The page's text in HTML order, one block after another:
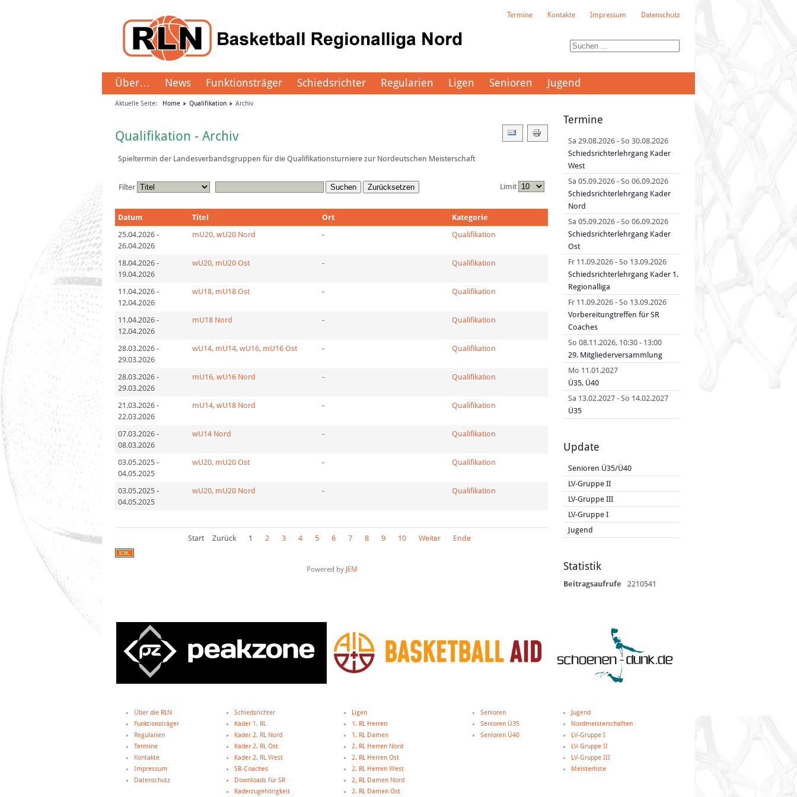
Termine Kontakte Impressum Datenschutz
Über… News Funktionsträger Schiedsrichter Regularien Ligen Senioren Jugend
Aktuelle Seite: Home Qualifikation Archiv
Qualifikation - Archiv
Spieltermin der Landesverbandsgruppen für die Qualifikationsturniere zur Nordeutschen Meisterschaft
Filter Suchen Zurücksetzen Limit
Datum Titel Ort
Kategorie
25.04.2026 -
26.04.2026
mU20, wU20 Nord - Qualifikation
18.04.2026 -
19.04.2026
wU20, mU20 Ost - Qualifikation
11.04.2026 -
12.04.2026
wU18, mU18 Ost - Qualifikation
11.04.2026 -
12.04.2026
mU18 Nord - Qualifikation
28.03.2026 -
29.03.2026
wU14, mU14, wU16, mU16 Ost - Qualifikation
28.03.2026 -
29.03.2026
mU16, wU16 Nord - Qualifikation
21.03.2026 -
22.03.2026
mU14, wU18 Nord - Qualifikation
07.03.2026 -
08.03.2026
wU14 Nord - Qualifikation
03.05.2025 -
04.05.2025
wU20, mU20 Ost - Qualifikation
03.05.2025 -
04.05.2025
wU20, mU20 Nord - Qualifikation
Start Zurück 1 2 3 4 5 6 7 8 9 10 Weiter Ende
Powered by JEM
Termine
Sa 29.08.2026 - So 30.08.2026
Schiedsrichterlehrgang Kader
West
Sa 05.09.2026 - So 06.09.2026
Schiedsrichterlehrgang Kader
Nord
Sa 05.09.2026 - So 06.09.2026
Schiedsrichterlehrgang Kader
Ost
Fr 11.09.2026 - So 13.09.2026
Schiedsrichterlehrgang Kader 1.
Regionalliga
Fr 11.09.2026 - So 13.09.2026
Vorbereitungtreffen für SR
Coaches
So 08.11.2026, 10:30 - 13:00
29. Mitgliederversammlung
Mo 11.01.2027
Ü35, Ü40
Sa 13.02.2027 - So 14.02.2027
Ü35
Update
Senioren Ü35/Ü40
LV-Gruppe II
LV-Gruppe III
LV-Gruppe I
Jugend
Statistik
Beitragsaufrufe 2210541
Über die RLN
Funktionsträger
Regularien
Termine
Kontakte
Impressum
Datenschutz
Schiedsrichter
Kader 1. RL
Kader 2. RL Nord
Kader 2. RL Ost
Kader 2. RL West
SR-Coaches
Downloads für SR
Kaderzugehörigkeit
Ligen
1. RL Herren
1. RL Damen
2. RL Herren Nord
2. RL Herren Ost
2. RL Herren West
2, RL Damen Nord
2. RL Damen Ost
Senioren
Senioren Ü35
Senioren Ü40
Jugend
Nordmeisterschaften
LV-Gruppe I
LV-Gruppe II
LV-Gruppe III
Meisterliste